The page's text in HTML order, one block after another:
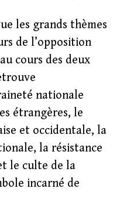
les grands thèmes
de l’opposition
cours des deux
nationale
étrangères, le
et occidentale, la
la résistance
le culte de la
incarné de